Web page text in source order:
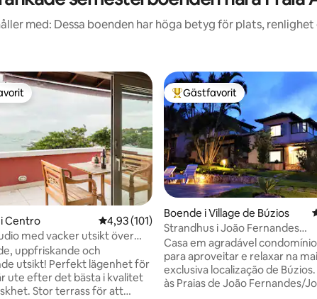
med: Dessa boenden har höga betyg för plats, renlighet
betyg, 173 omdömen
Centro 4,93 av 5 i genomsnittligt betyg, 101
4,93 (101)
med vacker utsikt över
uppfriskande och
lägenhet för
ute efter det bästa i kvalitet
Stor terrass för att
Populär gästfavorit
Gästfavorit
Boende i Village de Búzios
Strandhus i João Fernandes
(bostadsområde)
Casa em agradável
para aproveitar e relaxar na
exclusiva localização de
às Praias de João Fernandes/